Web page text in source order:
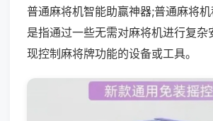
普通麻将机智能助赢神器;普通麻将
是指通过一些无需对麻将机进行复杂
现控制麻将牌功能的设备或工具。